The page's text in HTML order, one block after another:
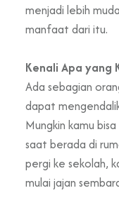
menjadi lebih
manfaat dari itu.
Kenali Apa yang
Ada sebagian
dapat
Mungkin kamu
saat berada di
pergi ke sekolah,
mulai jajan